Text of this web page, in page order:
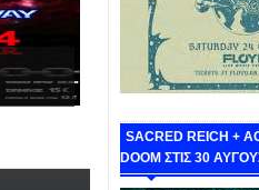
SACRED REICH +
DOOM ΣΤΙΣ 30